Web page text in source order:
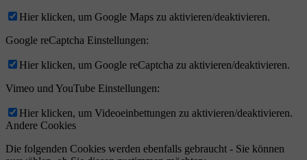
Hier klicken, um Google Maps zu aktivieren/deaktivieren.
Google reCaptcha Einstellungen:
Hier klicken, um Google reCaptcha zu aktivieren/deaktivieren.
Vimeo und YouTube Einstellungen:
Hier klicken, um Videoeinbettungen zu aktivieren/deaktivieren.
Andere Cookies
Die folgenden Cookies werden ebenfalls gebraucht - Sie können